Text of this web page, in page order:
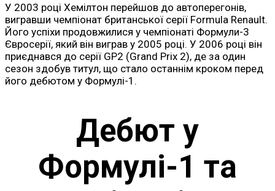
У 2003 році Хемілтон перейшов до автоперегонів,
вигравши чемпіонат британської серії Formula Renault.
Його успіхи продовжилися у чемпіонаті Формули-3
Євросерії, який він виграв у 2005 році. У 2006 році він
приєднався до серії GP2 (Grand Prix 2), де за один
сезон здобув титул, що стало останнім кроком перед
його дебютом у Формулі-1.
Дебют у
Формулі-1 та